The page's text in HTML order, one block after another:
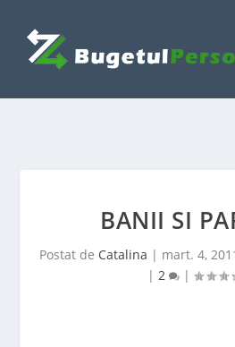
BANII SI
Postat de Catalina | mart. 4,
| 2 |